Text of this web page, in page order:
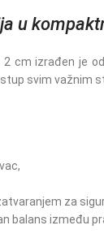
u
2 cm izrađen je
svim važnim
za
balans između